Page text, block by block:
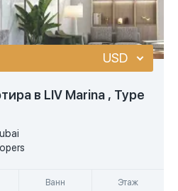
в LIV Marina , Type
Ванн Этаж
USD